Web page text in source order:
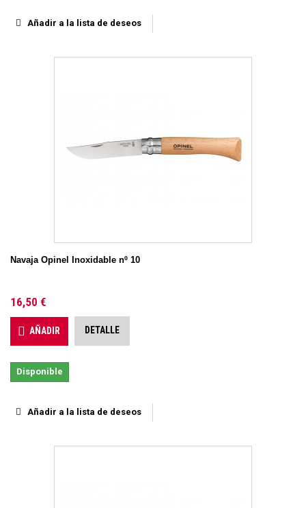
Añadir a la lista de deseos
Navaja Opinel Inoxidable nº 10
16,50 €
AÑADIR DETALLE
Disponible
Añadir a la lista de deseos